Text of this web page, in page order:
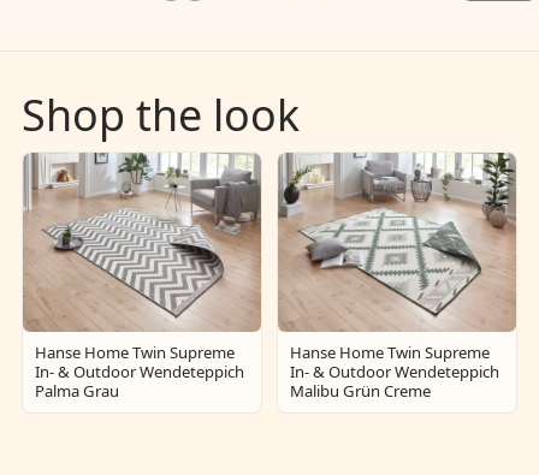
Shop the look
Hanse Home Twin Supreme
In- & Outdoor Wendeteppich
Palma Grau
Hanse Home Twin Supreme
In- & Outdoor Wendeteppich
Malibu Grün Creme